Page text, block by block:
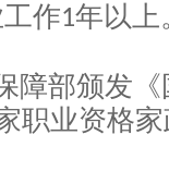
作1年以上
障部颁发
职业资格